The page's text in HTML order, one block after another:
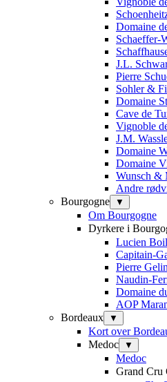
Domaine
Schaeffer-
J.L.
Pierre
Sohler &
Domaine
Cave de
Vignoble
J.M.
Domaine
Domaine
Wunsch &
Andre
Bourgogne
▼
Om Bourgogne
Dyrkere i
Lucien
Capitain-
Pierre Gelin
Naudin-
Domaine
AOP
Bordeaux
▼
Kort over
Medoc
▼
Medoc
Grand Cru